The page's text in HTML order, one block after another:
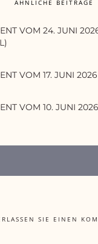
ÄHNLICHE BEITRÄGE
VOM 24. JUNI
VOM 17. JUNI 2026
VOM 10. JUNI 2026
SIE EINEN